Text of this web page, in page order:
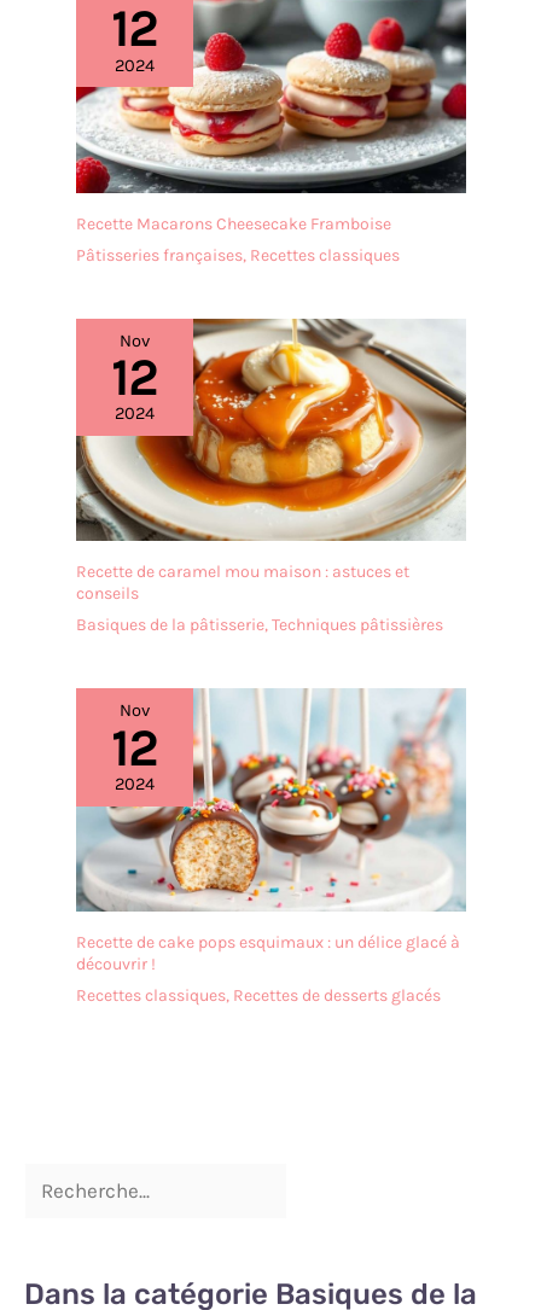
il est pratique d'accrocher
le grattoir pour le
rangement. 3 pièces en 1
ensemble - Le set de
grattoir à gâteau est l'outil
idéal pour décorer votre
gâteau, et c'est aussi un
bon assistant pour les
gâteaux DIY de différents
styles. Parfait pour décorer
des biscuits, des gâteaux
faits maison ou achetés
en magasin.
12
2024
Recette Macarons Cheesecake Framboise
Pâtisseries françaises, Recettes classiques
Nov
12
2024
Recette de caramel mou maison : astuces et
conseils
Basiques de la pâtisserie,Techniques pâtissières
Nov
12
2024
Recette de cake pops esquimaux : un délice glacé à
découvrir !
Recettes classiques, Recettes de desserts glacés
Dans la catégorie Basiques de la